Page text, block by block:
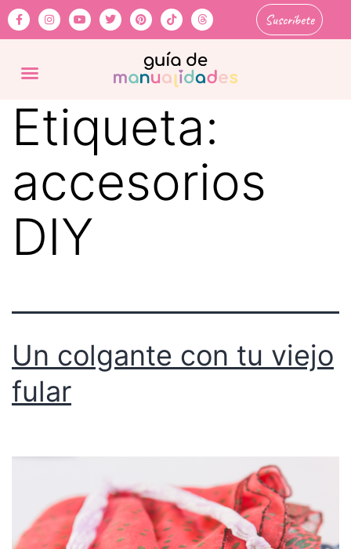
Suscríbete
Etiqueta:
accesorios
DIY
Un colgante con tu viejo
fular